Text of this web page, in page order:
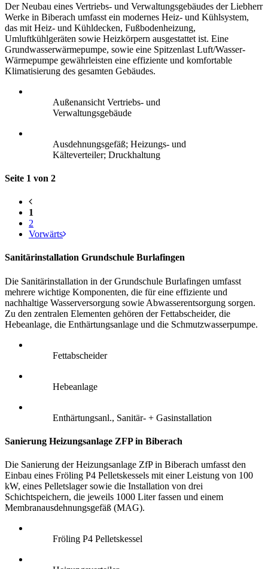
Der Neubau eines Vertriebs- und Verwaltungsgebäudes der Liebherr
Werke in Biberach umfasst ein modernes Heiz- und Kühlsystem,
das mit Heiz- und Kühldecken, Fußbodenheizung,
Umluftkühlgeräten sowie Heizkörpern ausgestattet ist. Eine
Grundwasserwärmepumpe, sowie eine Spitzenlast Luft/Wasser-
Wärmepumpe gewährleisten eine effiziente und komfortable
Klimatisierung des gesamten Gebäudes.
Außenansicht Vertriebs- und
Verwaltungsgebäude
Ausdehnungsgefäß; Heizungs- und
Kälteverteiler; Druckhaltung
Seite 1 von 2
1
2
Vorwärts
Sanitärinstallation Grundschule Burlafingen
Die Sanitärinstallation in der Grundschule Burlafingen umfasst
mehrere wichtige Komponenten, die für eine effiziente und
nachhaltige Wasserversorgung sowie Abwasserentsorgung sorgen.
Zu den zentralen Elementen gehören der Fettabscheider, die
Hebeanlage, die Enthärtungsanlage und die Schmutzwasserpumpe.
Fettabscheider
Hebeanlage
Enthärtungsanl., Sanitär- + Gasinstallation
Sanierung Heizungsanlage ZFP in Biberach
Die Sanierung der Heizungsanlage ZfP in Biberach umfasst den
Einbau eines Fröling P4 Pelletskessels mit einer Leistung von 100
kW, eines Pelletslager sowie die Installation von drei
Schichtspeichern, die jeweils 1000 Liter fassen und einem
Membranausdehnungsgefäß (MAG).
Fröling P4 Pelletskessel